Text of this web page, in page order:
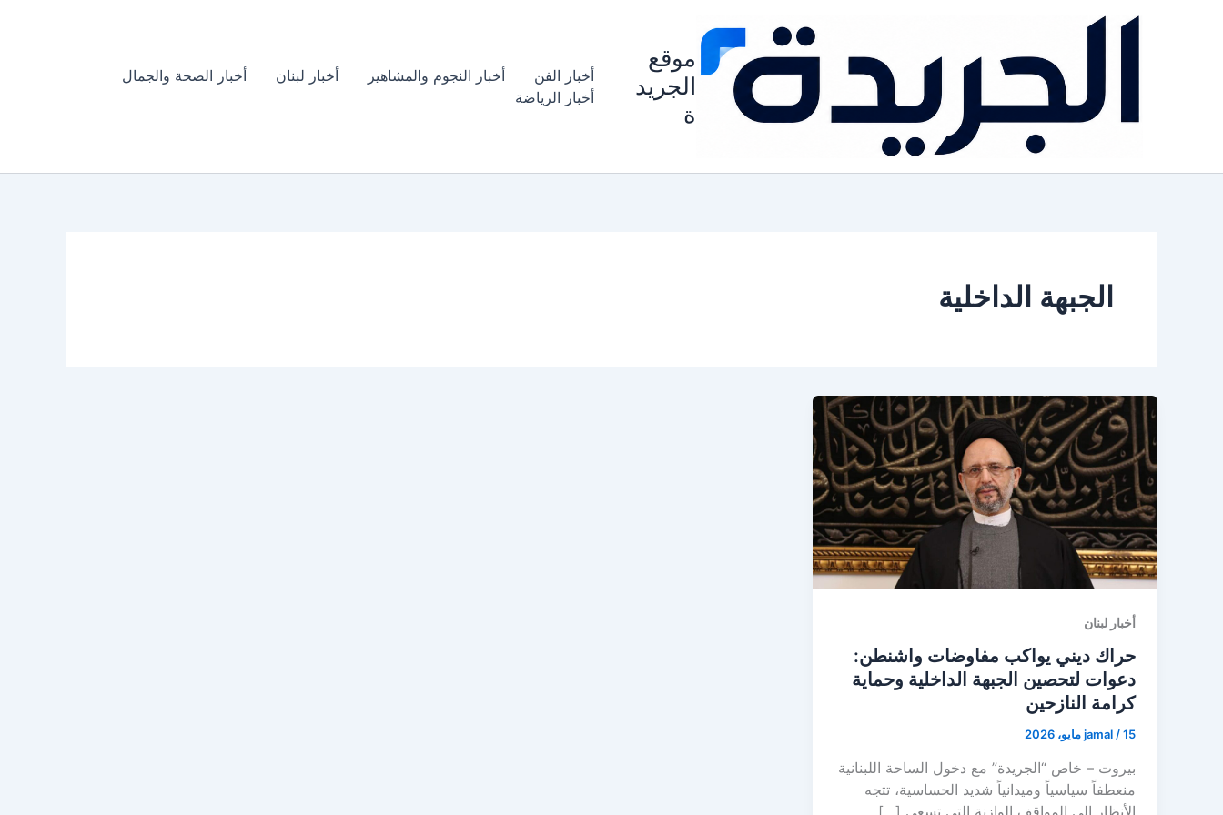
موقع
الجريد
ة
أخبار الفن أخبار النجوم والمشاهير أخبار لبنان
أخبار الصحة والجمال
أخبار الرياضة
الجبهة الداخلية
أخبار لبنان
حراك ديني يواكب مفاوضات واشنطن:
دعوات لتحصين الجبهة الداخلية وحماية
كرامة النازحين
jamal/15 مايو، 2026
بيروت – خاص “الجريدة” مع دخول الساحة اللبنانية
منعطفاً سياسياً وميدانياً شديد الحساسية، تتجه